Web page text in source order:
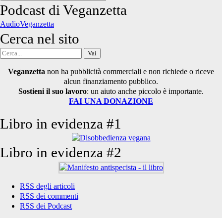
degli
articoli
Podcast di Veganzetta
AudioVeganzetta
Cerca nel sito
Cerca
Veganzetta non ha pubblicità commerciali e non richiede o riceve
alcun finanziamento pubblico.
Sostieni il suo lavoro: un aiuto anche piccolo è importante.
FAI UNA DONAZIONE
Libro in evidenza #1
Libro in evidenza #2
RSS degli articoli
RSS dei commenti
RSS dei Podcast